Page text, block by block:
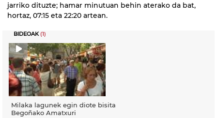
jarriko dituzte; hamar minutuan behin aterako da bat,
hortaz, 07:15 eta 22:20 artean.
BIDEOAK (1)
Milaka lagunek egin diote bisita
Begoñako Amatxuri